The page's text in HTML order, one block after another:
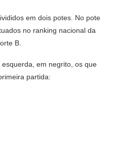
em dois potes. No pote
no ranking nacional da
B.
em negrito, os que
partida: